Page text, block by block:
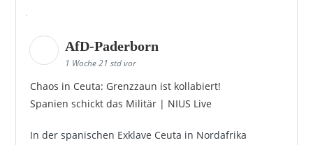
AfD-Paderborn
1 Woche 21 std vor
Chaos in Ceuta: Grenzzaun ist kollabiert!
Spanien schickt das Militär | NIUS Live
In der spanischen Exklave Ceuta in Nordafrika